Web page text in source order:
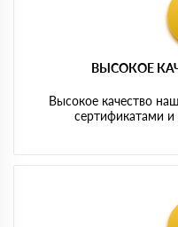
ВЫСОКОЕ
Высокое качество
сертификатами